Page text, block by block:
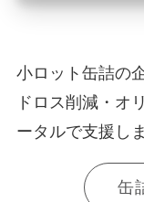
小ロット缶詰の
ドロス削減・オ
ータルで支援しま
缶